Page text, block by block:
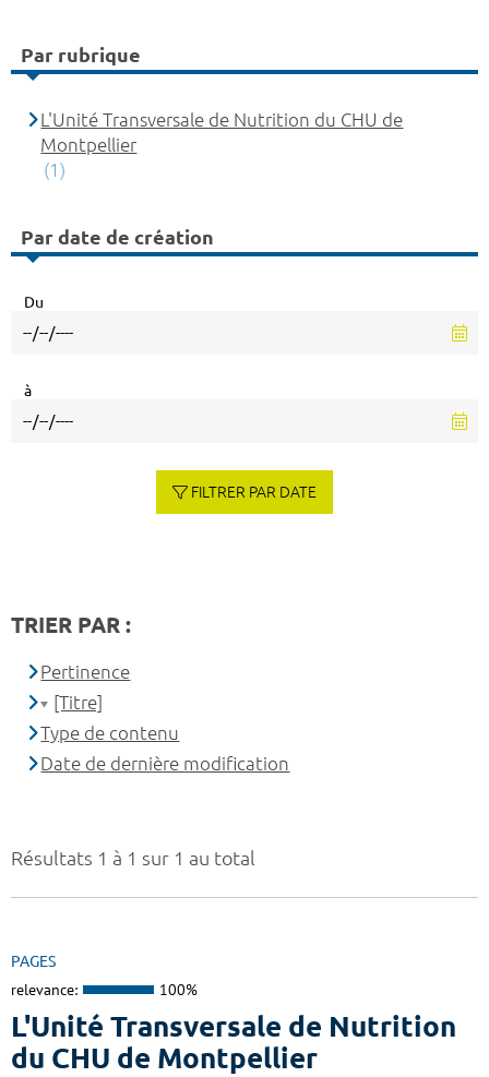
Résultats 1 à 1 sur 1 au total
PAGES
relevance: 100%
L'Unité Transversale de Nutrition
du CHU de Montpellier
Par rubrique
L'Unité Transversale de Nutrition du CHU de
Montpellier
(1)
Par date de création
Du
à
FILTRER PAR DATE
TRIER PAR :
Pertinence
[Titre]
Type de contenu
Date de dernière modification